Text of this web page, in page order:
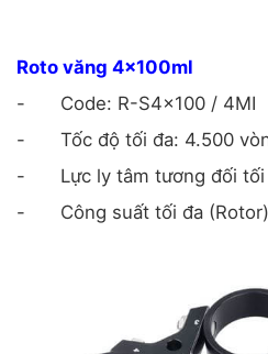
Roto văng 4x100ml
-
Code: R-S4x100 / 4MI
-
Tốc độ tối đa: 4.500
-
Lực ly tâm tương đối
-
Công suất tối đa (Rotor)